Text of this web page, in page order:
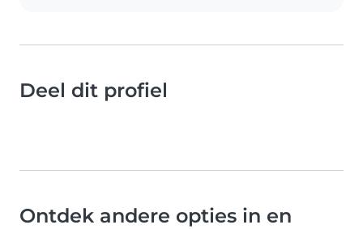
Deel dit profiel
Ontdek andere opties in en